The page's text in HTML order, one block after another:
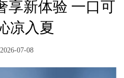
享新体验 一口可
凉入夏
07-08